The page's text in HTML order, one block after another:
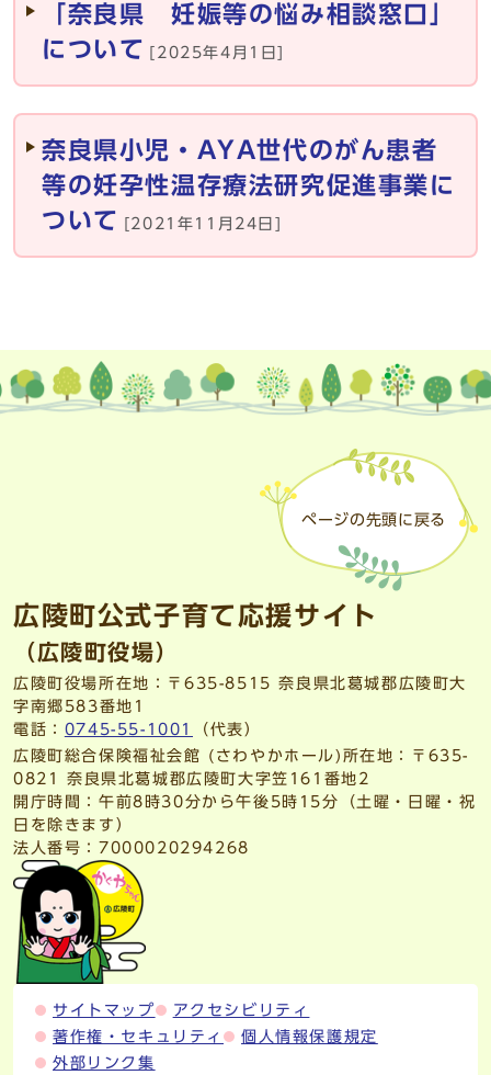
「奈良県 妊娠等の悩み相談窓口」
について
[2025年4月1日]
奈良県小児・AYA世代のがん患者
等の妊孕性温存療法研究促進事業に
ついて
[2021年11月24日]
ページの先頭に戻る
広陵町公式子育て応援サイト
（広陵町役場）
広陵町役場所在地：〒635-8515 奈良県北葛城郡広陵町大
字南郷583番地1
電話： 0745-55-1001
（代表）
広陵町総合保険福祉会館 (さわやかホール)所在地：〒635-
0821 奈良県北葛城郡広陵町大字笠161番地2
開庁時間：午前8時30分から午後5時15分（土曜・日曜・祝
日を除きます）
法人番号：7000020294268
サイトマップ
アクセシビリティ
著作権・セキュリティ
個人情報保護規定
外部リンク集